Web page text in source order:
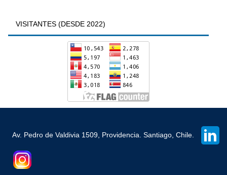
VISITANTES (DESDE 2022)
Av. Pedro de Valdivia 1509, Providencia. Santiago, Chile.